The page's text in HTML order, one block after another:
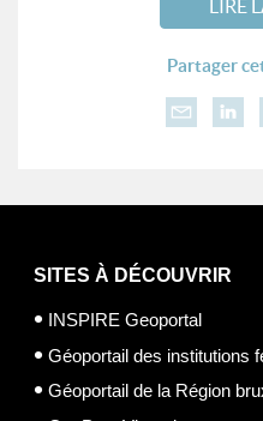
LIRE
Partager
SITES À DÉCOUVRIR
INSPIRE Geoportal
Géoportail des institutions
Géoportail de la Région